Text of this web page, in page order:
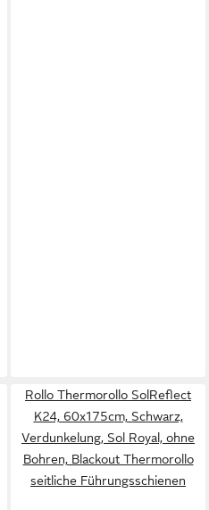
Rollo Thermorollo SolReflect
K24, 60x175cm, Schwarz,
Verdunkelung, Sol Royal, ohne
Bohren, Blackout Thermorollo
seitliche Führungsschienen